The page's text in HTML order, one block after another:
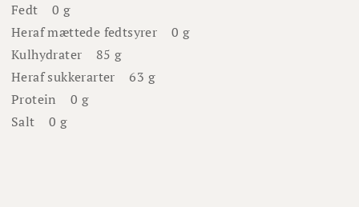
Fedt
0 g
Heraf mættede fedtsyrer
0 g
Kulhydrater
85 g
Heraf sukkerarter
63 g
Protein
0 g
Salt
0 g